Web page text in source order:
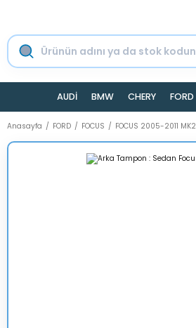
AUDİ BMW CHERY FORD
Anasayfa FORD FOCUS FOCUS 2005-2011 MK2